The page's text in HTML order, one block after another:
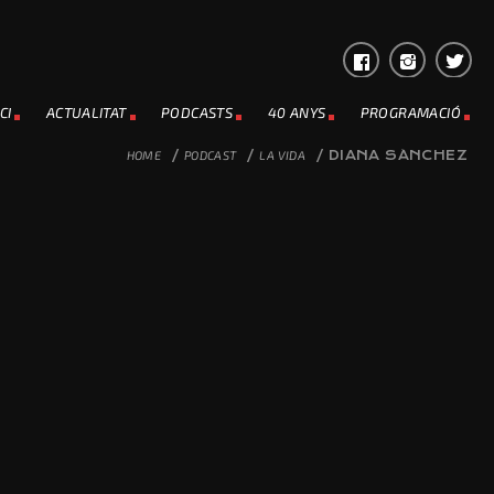
ACTUALITAT PODCASTS 40 ANYS PROGRAMACIÓ
HOME / PODCAST / LA VIDA / DIANA SÁNCHEZ